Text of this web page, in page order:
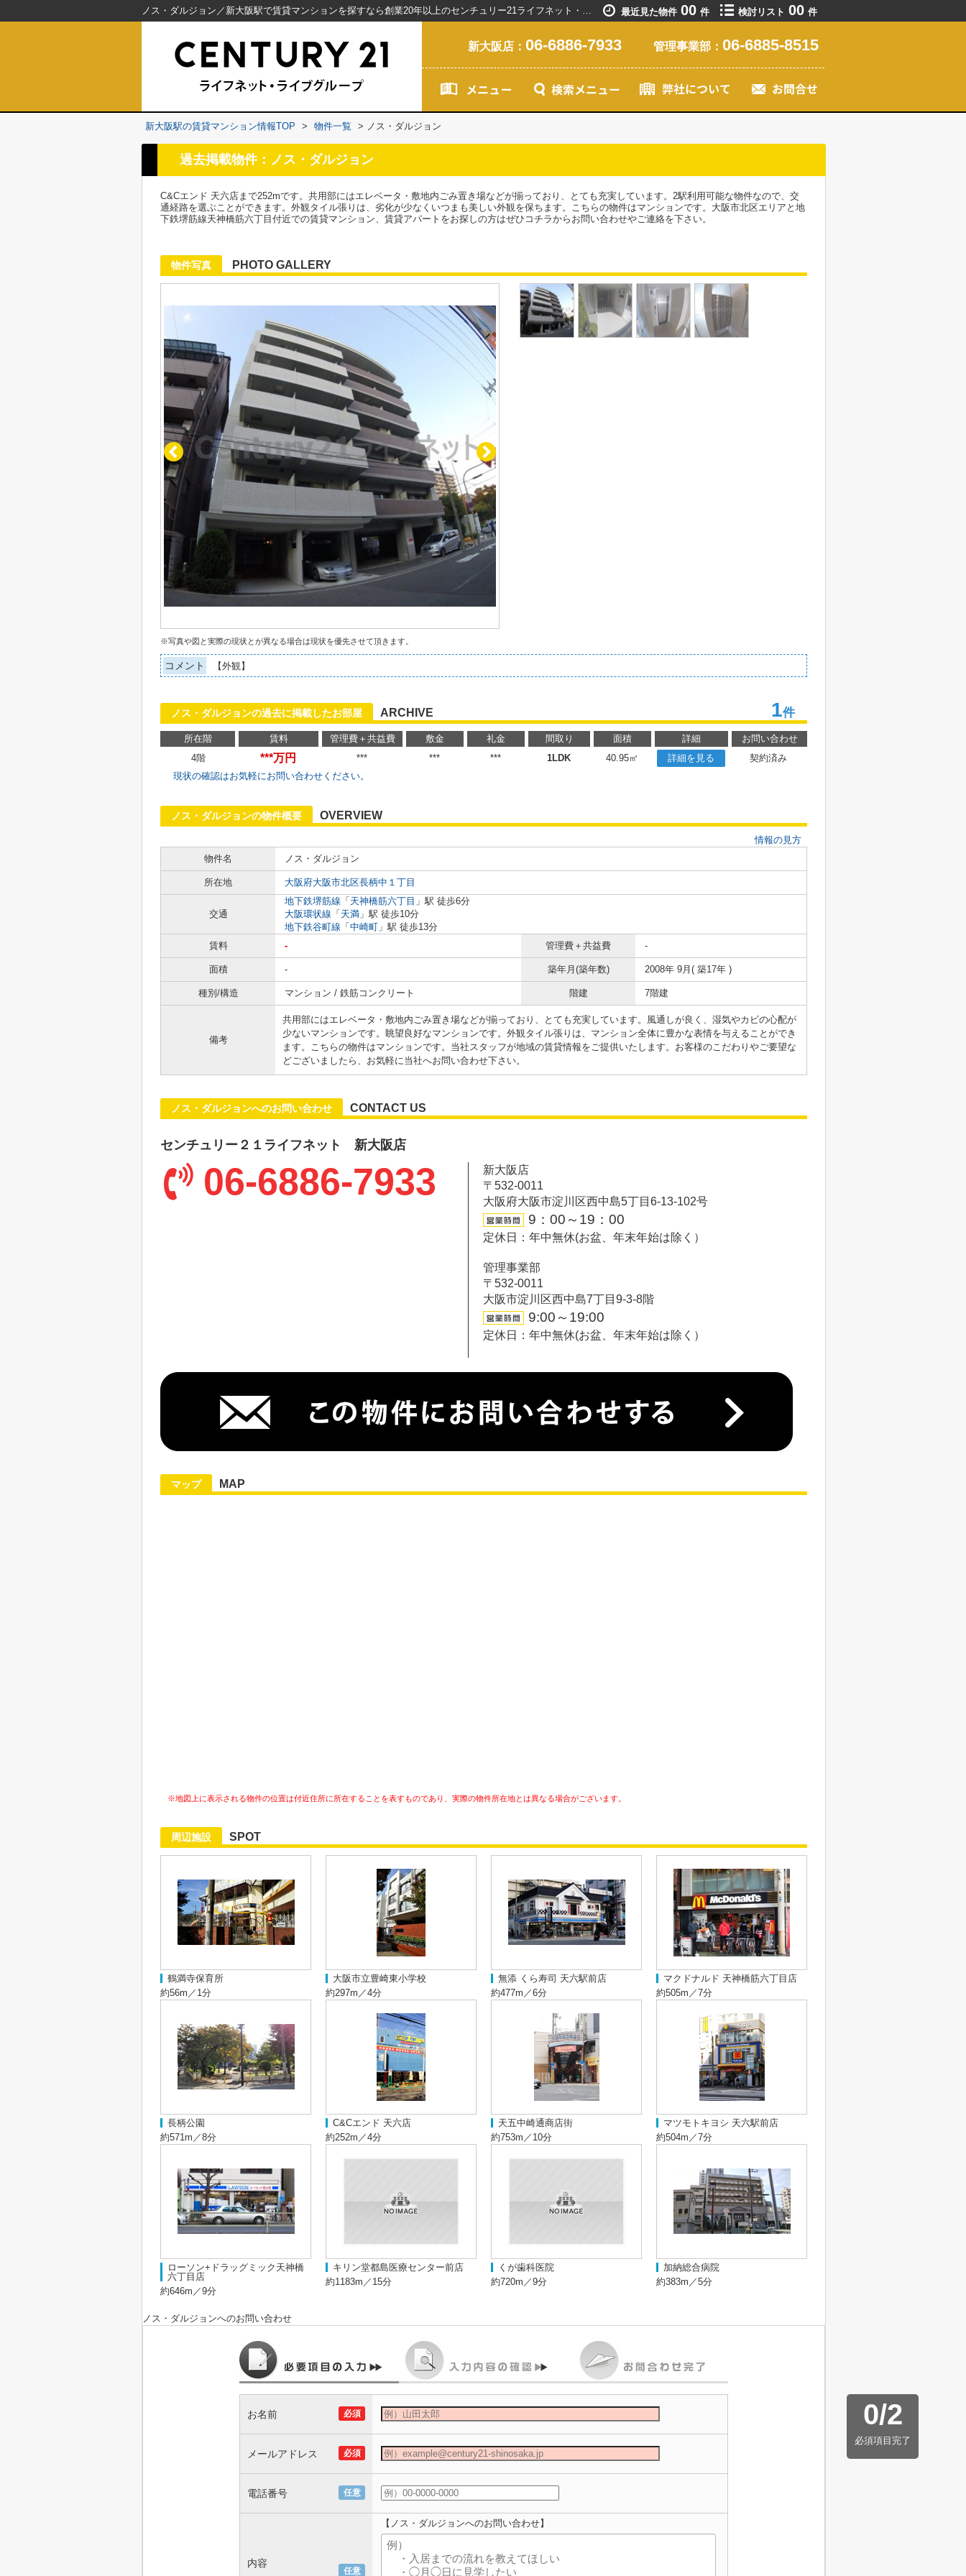
ノス・ダルジョン／新大阪駅で賃貸マンションを探すなら創業20年以上のセンチュリー21ライフネット・ライブグループ 最近見た物件 00 件 検討リスト 00 件
新大阪店： 06-6886-7933 管理事業部： 06-6885-8515
新大阪駅の賃貸マンション情報TOP > 物件一覧 > ノス・ダルジョン
過去掲載物件：ノス・ダルジョン
C&Cエンド 天六店まで252mです。共用部にはエレベータ・敷地内ごみ置き場などが揃っており、とても充実しています。2駅利用可能な物件なので、交
通経路を選ぶことができます。外観タイル張りは、劣化が少なくいつまも美しい外観を保ちます。こちらの物件はマンションです。大阪市北区エリアと地
下鉄堺筋線天神橋筋六丁目付近での賃貸マンション、賃貸アパートをお探しの方はぜひコチラからお問い合わせやご連絡を下さい。
物件写真 PHOTO GALLERY
※写真や図と実際の現状とが異なる場合は現状を優先させて頂きます。
コメント 【外観】
ノス・ダルジョンの過去に掲載したお部屋 ARCHIVE 1件
所在階 賃料 管理費＋共益費 敷金 礼金 間取り 面積 詳細
お問い合わせ
4階
***万円 *** *** *** 1LDK 40.95㎡ 詳細を見る
契約済み
現状の確認はお気軽にお問い合わせください。
ノス・ダルジョンの物件概要 OVERVIEW
情報の見方
物件名
ノス・ダルジョン
所在地 大阪府大阪市北区長柄中１丁目
交通
地下鉄堺筋線 「 天神橋筋六丁目 」駅 徒歩6分
大阪環状線 「 天満 」駅 徒歩10分
地下鉄谷町線 「 中崎町 」駅 徒歩13分
賃料
- 管理費＋共益費 -
面積 - 築年月(築年数) 2008年 9月( 築17年 )
種別/構造 マンション / 鉄筋コンクリート 階建 7階建
備考
共用部にはエレベータ・敷地内ごみ置き場などが揃っており、とても充実しています。風通しが良く、湿気やカビの心配が
少ないマンションです。眺望良好なマンションです。外観タイル張りは、マンション全体に豊かな表情を与えることができ
ます。こちらの物件はマンションです。当社スタッフが地域の賃貸情報をご提供いたします。お客様のこだわりやご要望な
どございましたら、お気軽に当社へお問い合わせ下さい。
ノス・ダルジョンへのお問い合わせ CONTACT US
センチュリー２１ライフネット 新大阪店
06-6886-7933
新大阪店
〒532-0011
大阪府大阪市淀川区西中島5丁目6-13-102号
9：00～19：00
定休日：年中無休(お盆、年末年始は除く）
管理事業部
〒532-0011
大阪市淀川区西中島7丁目9-3-8階
9:00～19:00
定休日：年中無休(お盆、年末年始は除く）
マップ MAP
※地図上に表示される物件の位置は付近住所に所在することを表すものであり、実際の物件所在地とは異なる場合がございます。
周辺施設 SPOT
鶴満寺保育所
約56m／1分
大阪市立豊崎東小学校
約297m／4分
無添 くら寿司 天六駅前店
約477m／6分
マクドナルド 天神橋筋六丁目店
約505m／7分
長柄公園
約571m／8分
C&Cエンド 天六店
約252m／4分
天五中崎通商店街
約753m／10分
マツモトキヨシ 天六駅前店
約504m／7分
ローソン+ドラッグミック天神橋
六丁目店
約646m／9分
キリン堂都島医療センター前店
約1183m／15分
くが歯科医院
約720m／9分
加納総合病院
約383m／5分
ノス・ダルジョンへのお問い合わせ
0/2
必須項目完了
必須
お名前
必須
メールアドレス
任意
電話番号
任意
内容
【ノス・ダルジョンへのお問い合わせ】